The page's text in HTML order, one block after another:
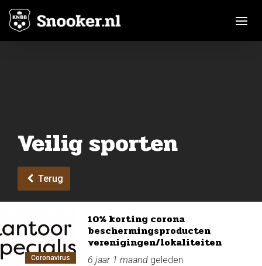
Veilig sporten
Terug
Coronavirus
10% korting corona
beschermingsproducten
verenigingen/lokaliteiten
6 jaar 1 maand geleden